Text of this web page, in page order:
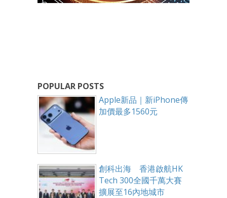
POPULAR POSTS
Apple新品｜新iPhone傳
加價最多1560元
創科出海 香港啟航HK
Tech 300全國千萬大賽
擴展至16內地城市